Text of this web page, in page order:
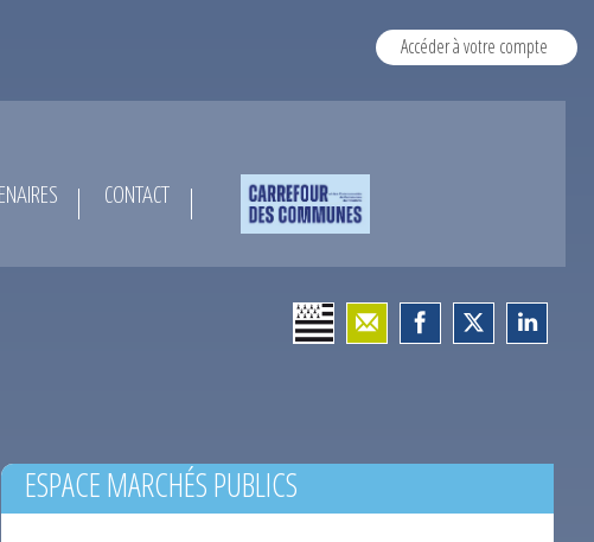
Accéder à votre compte
CONTACT
ESPACE MARCHÉS PUBLICS